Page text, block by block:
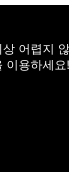
어렵지
이용하세요!